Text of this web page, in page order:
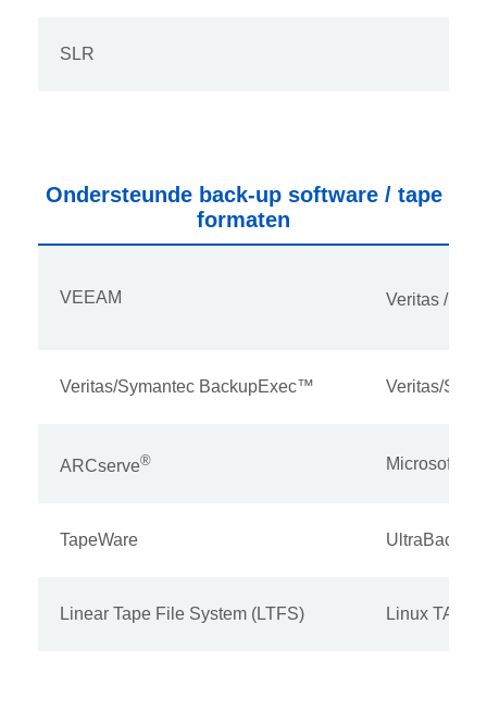
SLR
Ondersteunde back-up software / tape
formaten
VEEAM Veritas /
Veritas/Symantec BackupExec™ Veritas/
ARCserve® Microsoft®
TapeWare UltraBac
Linear Tape File System (LTFS) Linux TAR